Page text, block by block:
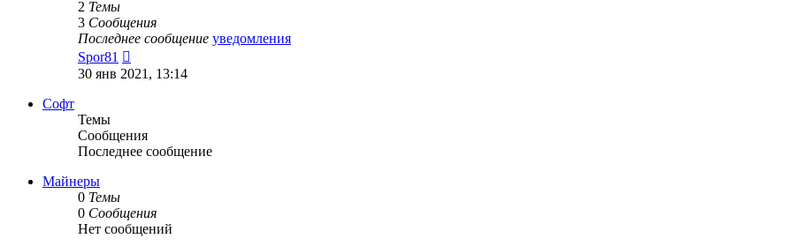
2 Темы
3 Сообщения
Последнее сообщение уведомления
Spor81
к
30 янв 2021, 13:14
Софт
Темы
Сообщения
Последнее сообщение
Майнеры
0 Темы
0 Сообщения
Нет сообщений